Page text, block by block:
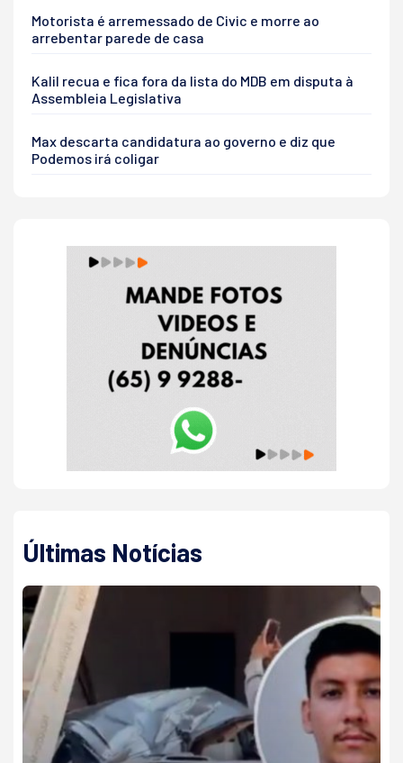
Motorista é arremessado de Civic e morre ao
arrebentar parede de casa
Kalil recua e fica fora da lista do MDB em disputa à
Assembleia Legislativa
Max descarta candidatura ao governo e diz que
Podemos irá coligar
Últimas Notícias